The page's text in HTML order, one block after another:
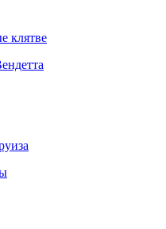
клятве